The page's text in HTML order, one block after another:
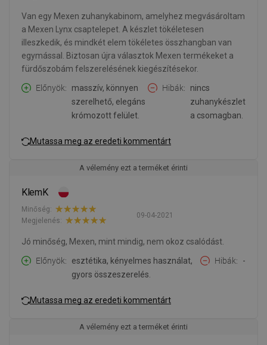
Van egy Mexen zuhanykabinom, amelyhez megvásároltam
a Mexen Lynx csaptelepet. A készlet tökéletesen
illeszkedik, és mindkét elem tökéletes összhangban van
egymással. Biztosan újra választok Mexen termékeket a
fürdőszobám felszerelésének kiegészítésekor.
Előnyök
masszív, könnyen
szerelhető, elegáns
krómozott felület.
Hibák
nincs
zuhanykészlet
a csomagban.
Mutassa meg az eredeti kommentárt
A vélemény ezt a terméket érinti
KlemK
09-04-2021
Minőség:
Megjelenés:
Jó minőség, Mexen, mint mindig, nem okoz csalódást.
Előnyök
esztétika, kényelmes használat,
gyors összeszerelés.
Hibák -
Mutassa meg az eredeti kommentárt
A vélemény ezt a terméket érinti